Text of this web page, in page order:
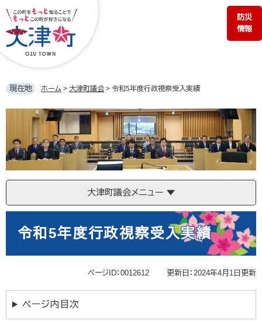
ジ
の
す。
ュ
ー
し
防災
情報
現在地 ホーム > 大津町議会 > 令和5年度行政視察受入実績
町
議
会
大津町議会メニュー
令和5年度行政視察受入実績
ページID：0012612 更新日：2024年4月1日更新
ページ内目次